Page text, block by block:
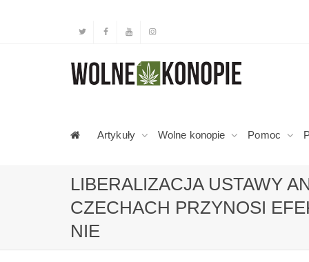
Artykuły Wolne konopie Pomoc
LIBERALIZACJA USTAWY
CZECHACH PRZYNOSI
NIE